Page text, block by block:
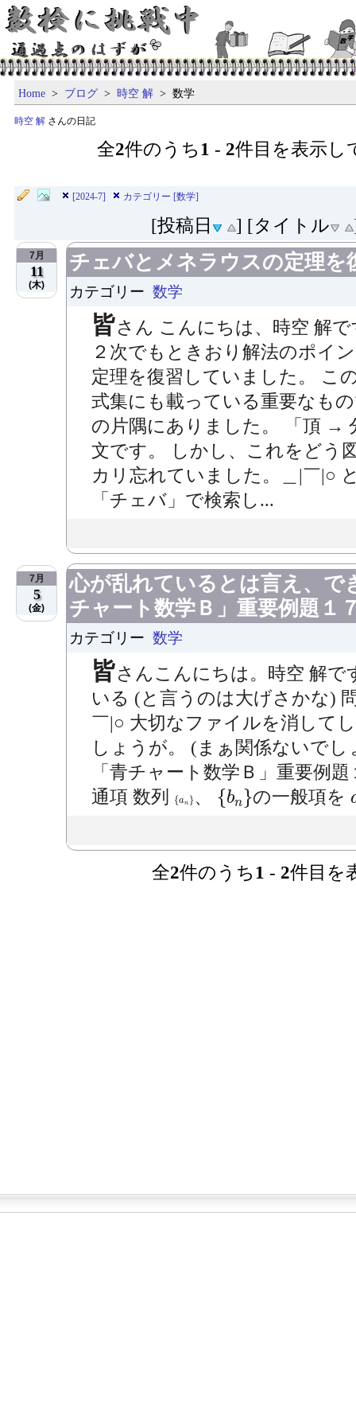
Home > ブログ > 時空 解 > 数学
時空 解 さんの日記
全2件のうち1 - 2件目を表示し
[2024-7] カテゴリー [数学]
[投稿日 ] [タイトル
7月
11
(木)
チェバとメネラウスの定理を
カテゴリー 数学
皆さん こんにちは、時空 解
２次でもときおり解法のポイ
定理を復習していました。 こ
式集にも載っている重要なも
の片隅にありました。 「頂 →
文です。 しかし、これをどう
カリ忘れていました。＿|￣|○
「チェバ」で検索し...
7月
5
(金)
心が乱れているとは言え、で
チャート数学Ｂ」重要例題１
カテゴリー 数学
皆さんこんにちは。時空 解で
いる (と言うのは大げさかな)
￣|○ 大切なファイルを消して
しょうが。 (まぁ関係ないで
「青チャート数学Ｂ」重要例
通項 数列
{an }
{ }、 {bn}
{b n} の一般項を
全2件のうち1 - 2件目を